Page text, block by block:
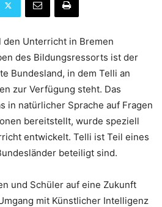
Unterricht in Bremen
des Bildungsressorts ist der
Bundesland, in dem Telli an
zur Verfügung steht. Das
in natürlicher Sprache auf Fragen
bereitstellt, wurde speziell
entwickelt. Telli ist Teil eines
beteiligt sind.
und Schüler auf eine Zukunft
mit Künstlicher Intelligenz